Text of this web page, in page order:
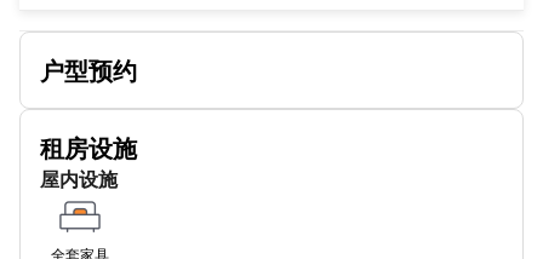
Underground-London Bridge
Underground-Borough
Underground Monument
Underground-Monument
Underground-Monument
户型预约
租房设施
屋内设施
全套家具